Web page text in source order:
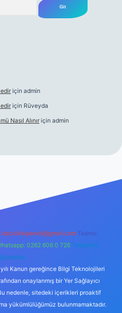
için admin
için Rüveyda
Nasıl Alınır için admin
backlinkpaneli@gmail.com Teams:
0262 606 0 726 Telegram:
Kanun gereğince Bilgi Teknolojileri
onaylanmış bir Yer Sağlayıcı
nedenle, sitedeki içerikleri proaktif
yükümlülüğümüz bulunmamaktadır.